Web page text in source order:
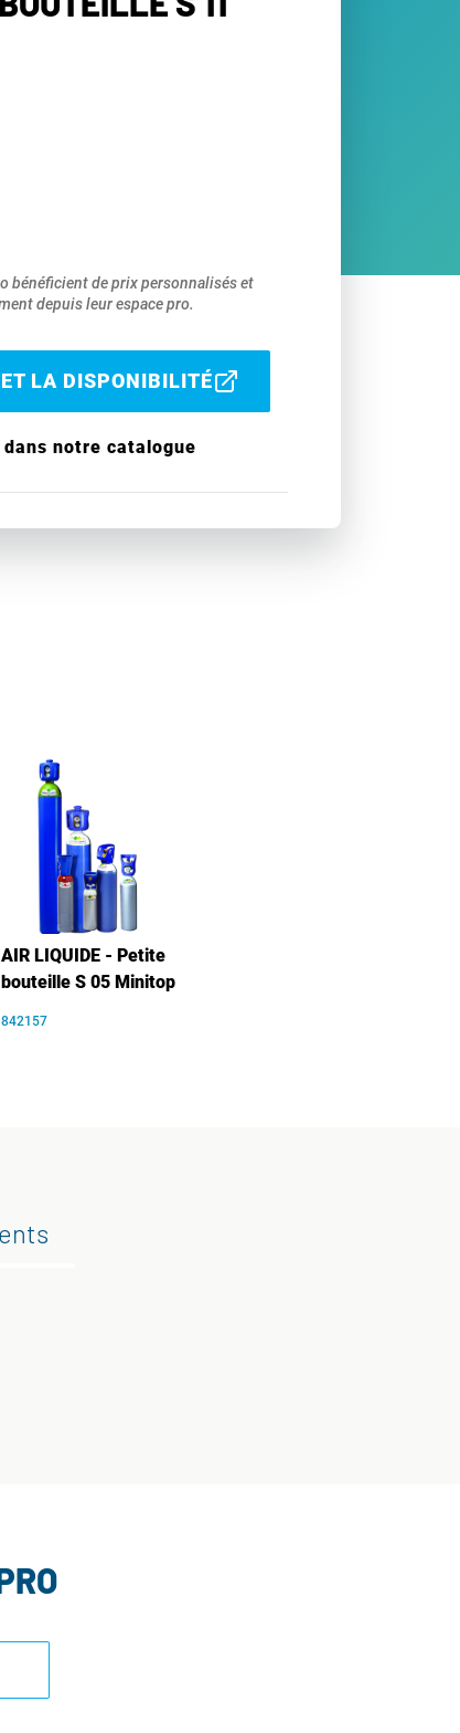
bénéficient de prix personnalisés et
depuis leur espace pro.
LA DISPONIBILITÉ
notre catalogue
AIR LIQUIDE - Petite
bouteille S 05 Minitop
842157